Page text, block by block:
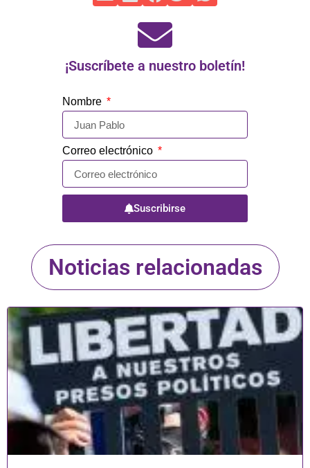
¡Suscríbete a nuestro boletín!
Nombre
Correo electrónico
Suscribirse
Noticias relacionadas